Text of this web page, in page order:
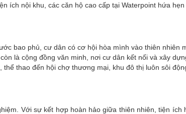
ích nội khu, các căn hộ cao cấp tại Waterpoint hứa
bao phủ, cư dân có cơ hội hòa mình vào thiên nhiên
là cộng đồng văn minh, nơi cư dân kết nối và xây
thể thao đến hội chợ thương mại, khu đô thị luôn sôi
Với sự kết hợp hoàn hảo giữa thiên nhiên, tiện